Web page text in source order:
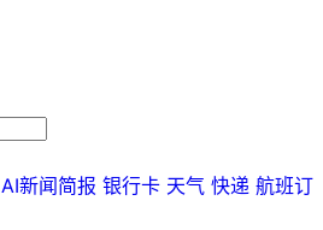
AI新闻简报 银行卡 天气 快递 航班订